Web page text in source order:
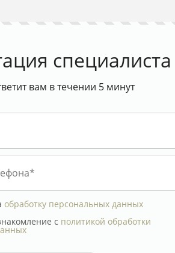
специалиста
вам в течении 5 минут
обработку персональных данных
с политикой обработки